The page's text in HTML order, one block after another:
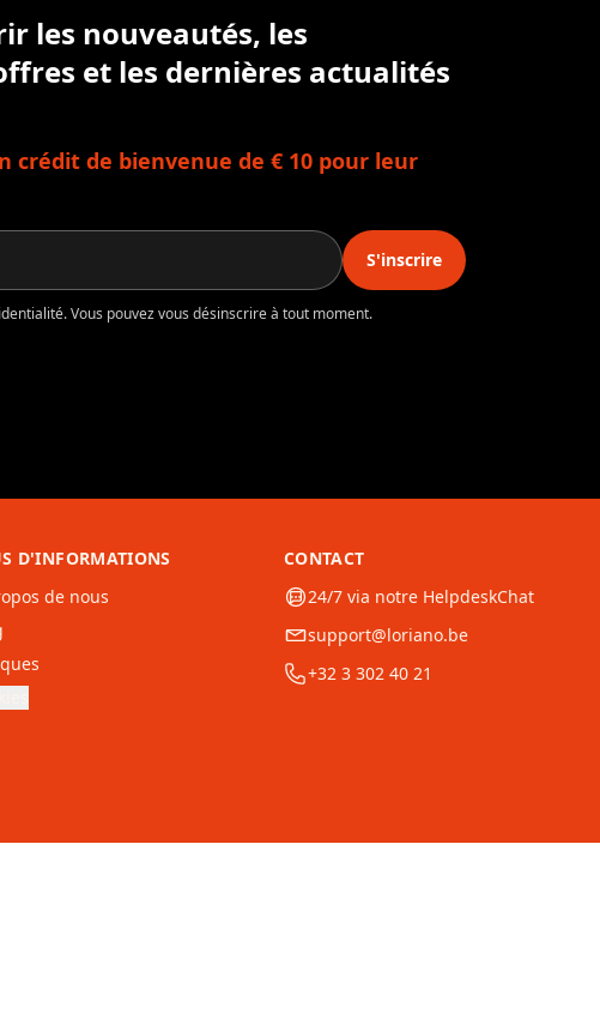
les nouveautés, les
et les dernières actualités
crédit de bienvenue de € 10 pour leur
S'inscrire
Vous pouvez vous désinscrire à tout moment.
D'INFORMATIONS
de nous
CONTACT
24/7 via notre HelpdeskChat
support@loriano.be
+32 3 302 40 21